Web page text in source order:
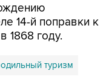
14-й поправки к
1868 году.
туризм